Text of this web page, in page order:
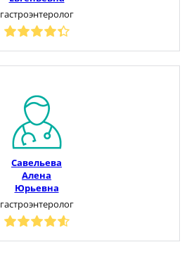
гастроэнтеролог
Савельева
Алена
Юрьевна
гастроэнтеролог